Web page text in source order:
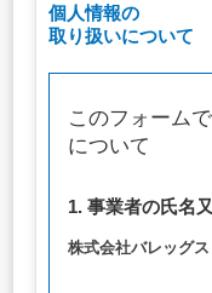
個人情報の
取り扱いについて
このフォーム
について
1. 事業者の氏名
株式会社バレッグス